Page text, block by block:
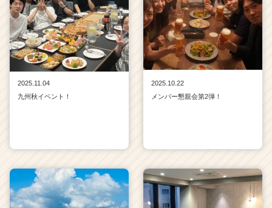
2025.11.04
九州秋イベント！
2025.10.22
メンバー懇親会第2弾！